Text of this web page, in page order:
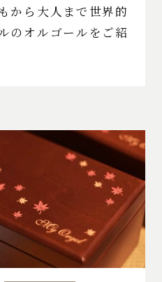
から大人まで世界的
のオルゴールをご紹